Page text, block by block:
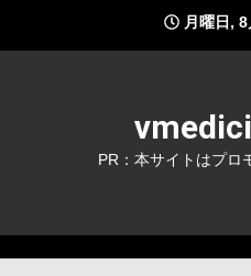
content
月曜日,
PR：本サイトはプロ